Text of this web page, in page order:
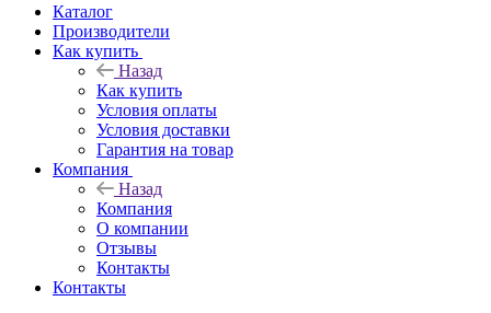
Каталог
Производители
Как купить
Назад
Как купить
Условия оплаты
Условия доставки
Гарантия на товар
Компания
Назад
Компания
О компании
Отзывы
Контакты
Контакты